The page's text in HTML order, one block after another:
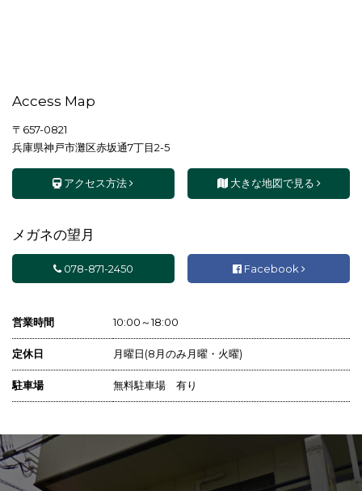
Access Map
〒657-0821
兵庫県神戸市灘区赤坂通7丁目2-5
アクセス方法 大きな地図で見る
メガネの望月
078-871-2450 Facebook
営業時間 10:00～18:00
定休日 月曜日(8月のみ月曜・火曜)
駐車場 無料駐車場 有り